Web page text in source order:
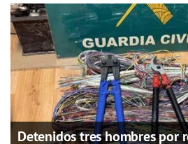
Detenidos tres hombres por